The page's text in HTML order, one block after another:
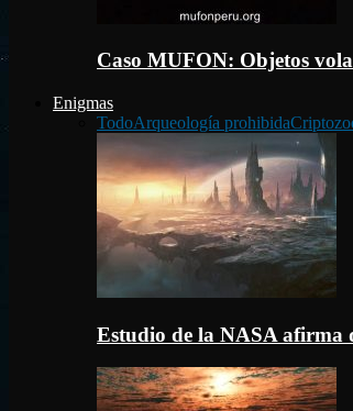
Caso MUFON: Objetos
Enigmas
TodoArqueología prohibida
Estudio de la NASA afirma